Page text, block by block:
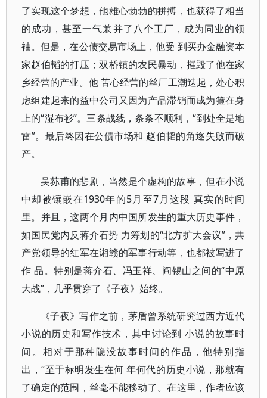
了实现这个梦想，他雄心勃勃的拼搏，也获得了相当
的成功，甚至一气兼并了八个工厂，成为同业的领
袖。但是，在公债交易市场上，他受 到买办金融资本
家赵伯韬的打压；双桥镇的农民暴动，摧毁了他在家
乡经营的产业。他 苦心经营的丝厂工潮迭起，处心积
虑组建起来的益中公司又因为产品滞销而成为箍在身
上的“湿布衫”。三条战线，条条不顺利，“到处全是地
雷”。最后终因在公债市场和 赵伯韬的角逐失败而破
产。
吴荪甫的悲剧，当然是个虚构的故事，但在小说
中却被镶嵌在1930年的5月至7月这段 真实的时间
里。并且，这两个月内中国所发生的重大历史事件，
如国民党内反蒋介石势 力筹划的“北方扩大会议”，共
产党领导的红军在湘赣的军事行动等，也都被写进了
作 品。特别是蒋介石、冯玉祥、阎锡山之间的“中原
大战”，几乎贯穿了《子夜》始终。
《子夜》写作之前，茅盾曾系统研究过西方近代
小说的历史和写作技术，其中讨论到 小说的故事时
间。相对于那种隐没故事时间的作品，他特别指
出，“至于标明发生在何 年何代的历史小说，那就有
了确定的范围，丝毫不能移动了。在这里，作者应该